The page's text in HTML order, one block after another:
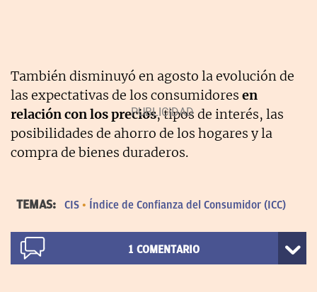
También disminuyó en agosto la evolución de
las expectativas de los consumidores en
relación con los precios, tipos de interés, las
posibilidades de ahorro de los hogares y la
compra de bienes duraderos.
TEMAS: CIS Índice de Confianza del Consumidor (ICC)
1 COMENTARIO